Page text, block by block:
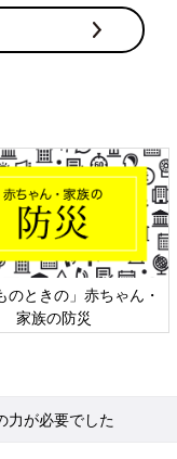
のときの」赤ちゃん・
家族の防災
力が必要でした